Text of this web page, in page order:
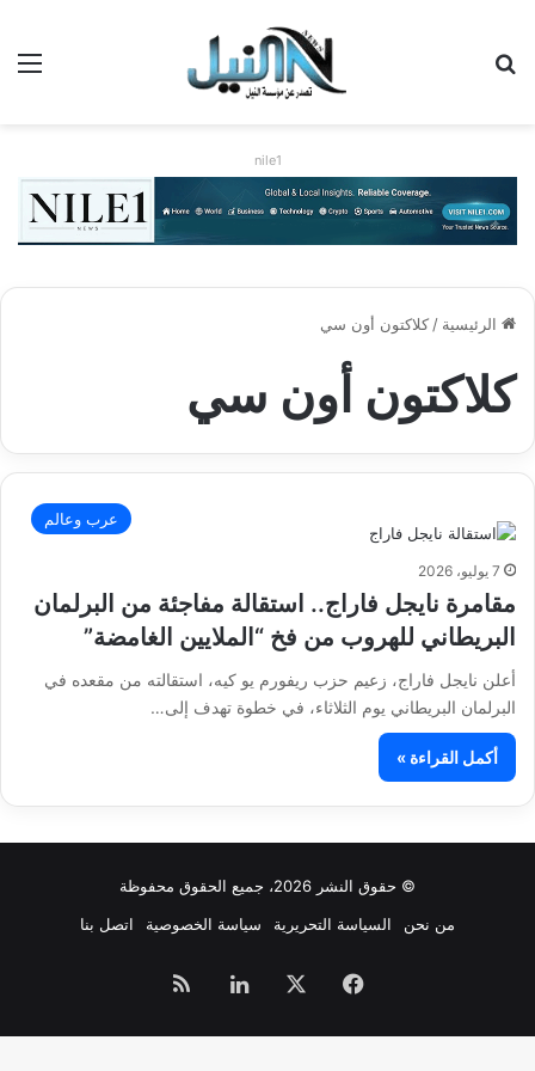
nile1
الرئيسية /كلاكتون أون سي
كلاكتون أون سي
عرب وعالم
7 يوليو، 2026
مقامرة نايجل فاراج.. استقالة مفاجئة من البرلمان
البريطاني للهروب من فخ “الملايين الغامضة”
أعلن نايجل فاراج، زعيم حزب ريفورم يو كيه، استقالته من مقعده في
البرلمان البريطاني يوم الثلاثاء، في خطوة تهدف إلى…
أكمل القراءة »
© حقوق النشر 2026، جميع الحقوق محفوظة
من نحن
السياسة التحريرية سياسة الخصوصية اتصل بنا
فيسبوك لينكدإنملخص
الموقع